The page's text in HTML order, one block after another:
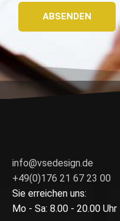
*
b
x
n
ABSENDEN
info@vsedesign.de
+49(0)176 21 67 23 00
Sie erreichen uns:
Mo - Sa: 8.00 - 20.00 Uhr